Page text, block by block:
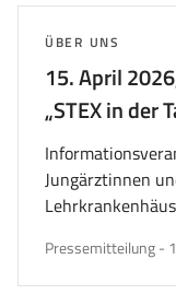
15. April
„STEX in der
THEMA:
ÜBER UNS
Jungärztinnen
Pressemitteilung-